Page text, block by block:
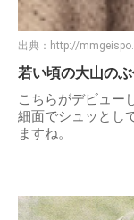
出典： http://
若い頃の大山の
こちらがデビュー
細面でシュッとし
ますね。